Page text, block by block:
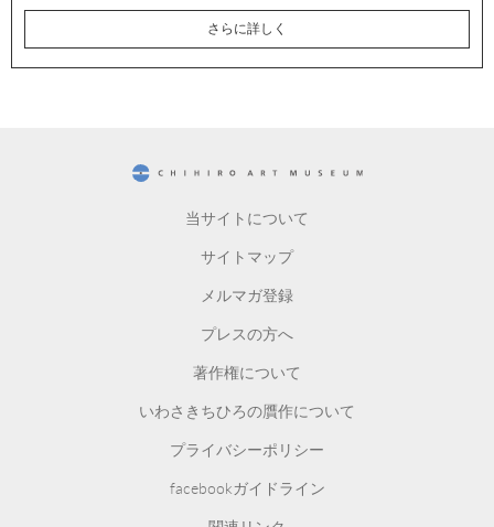
さらに詳しく
当サイトについて
サイトマップ
メルマガ登録
プレスの方へ
著作権について
いわさきちひろの贋作について
プライバシーポリシー
facebookガイドライン